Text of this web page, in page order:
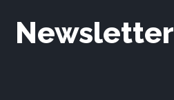
Newsletter